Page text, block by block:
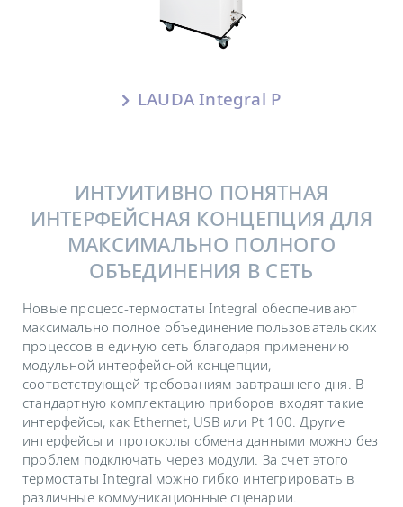
LAUDA Integral P
ИНТУИТИВНО ПОНЯТНАЯ
ИНТЕРФЕЙСНАЯ КОНЦЕПЦИЯ ДЛЯ
МАКСИМАЛЬНО ПОЛНОГО
ОБЪЕДИНЕНИЯ В СЕТЬ
Новые процесс-термостаты Integral обеспечивают
максимально полное объединение пользовательских
процессов в единую сеть благодаря применению
модульной интерфейсной концепции,
соответствующей требованиям завтрашнего дня. В
стандартную комплектацию приборов входят такие
интерфейсы, как Ethernet, USB или Pt 100. Другие
интерфейсы и протоколы обмена данными можно без
проблем подключать через модули. За счет этого
термостаты Integral можно гибко интегрировать в
различные коммуникационные сценарии.